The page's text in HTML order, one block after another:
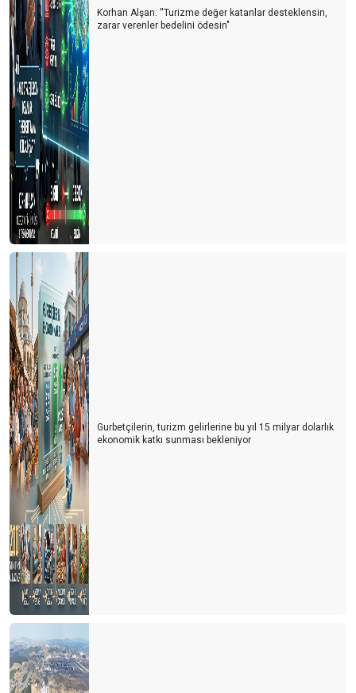
AKLIMIZDA DELİ SORULAR ????
Konaklama sektöründen son gelişmeler
Kim haklı? Kim haksız?
Yaşam ile Ölüm arasında ki ince çizgi = TURİZM
Korhan Alşan: ''Turizme değer katanlar desteklensin,
zarar verenler bedelini ödesin"
Gurbetçilerin, turizm gelirlerine bu yıl 15 milyar dolarlık
ekonomik katkı sunması bekleniyor